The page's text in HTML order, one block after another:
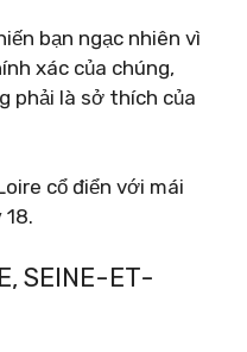
bạn ngạc nhiên vì
xác của chúng,
phải là sở thích của
cổ điển với mái
SEINE-ET-